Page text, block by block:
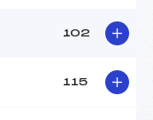
102
115